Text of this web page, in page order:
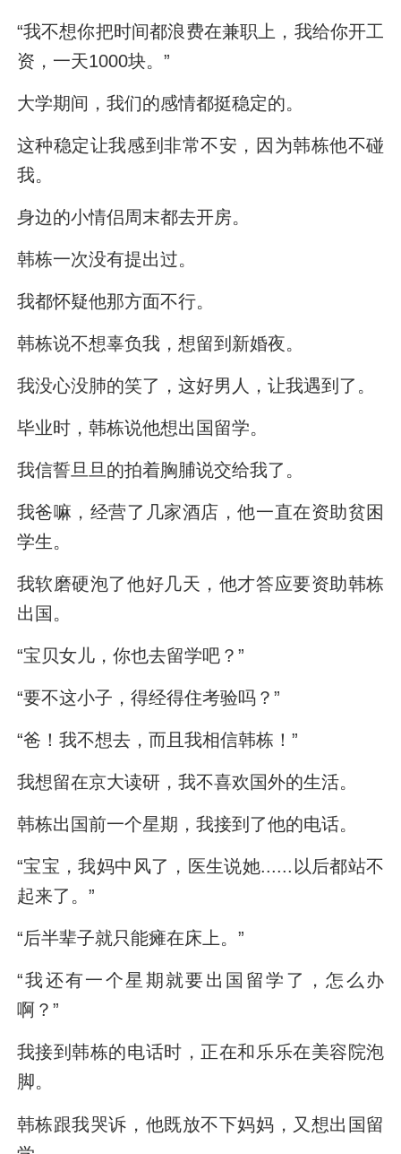
“我不想你把时间都浪费在兼职上，我给你开工
资，一天1000块。”
大学期间，我们的感情都挺稳定的。
这种稳定让我感到非常不安，因为韩栋他不碰
我。
身边的小情侣周末都去开房。
韩栋一次没有提出过。
我都怀疑他那方面不行。
韩栋说不想辜负我，想留到新婚夜。
我没心没肺的笑了，这好男人，让我遇到了。
毕业时，韩栋说他想出国留学。
我信誓旦旦的拍着胸脯说交给我了。
我爸嘛，经营了几家酒店，他一直在资助贫困
学生。
我软磨硬泡了他好几天，他才答应要资助韩栋
出国。
“宝贝女儿，你也去留学吧？”
“要不这小子，得经得住考验吗？”
“爸！我不想去，而且我相信韩栋！”
我想留在京大读研，我不喜欢国外的生活。
韩栋出国前一个星期，我接到了他的电话。
“宝宝，我妈中风了，医生说她......以后都站不
起来了。”
“后半辈子就只能瘫在床上。”
“我还有一个星期就要出国留学了，怎么办
啊？”
我接到韩栋的电话时，正在和乐乐在美容院泡
脚。
韩栋跟我哭诉，他既放不下妈妈，又想出国留